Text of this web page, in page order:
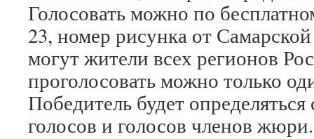
Голосовать можно по
23, номер рисунка от
могут жители всех регионов
проголосовать можно только
Победитель будет
голосов и голосов членов жюри.